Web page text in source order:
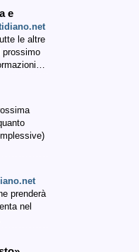
e
le altre
prossimo
prenderà
nel